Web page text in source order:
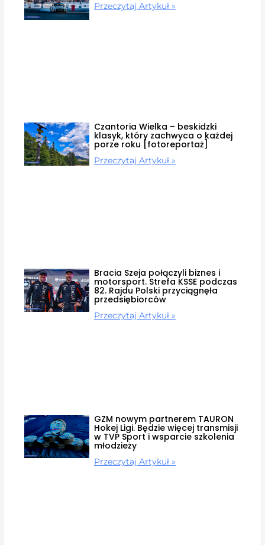
Przeczytaj Artykuł »
Czantoria Wielka – beskidzki
klasyk, który zachwyca o każdej
porze roku [fotoreportaż]
Przeczytaj Artykuł »
Bracia Szeja połączyli biznes i
motorsport. Strefa KSSE podczas
82. Rajdu Polski przyciągnęła
przedsiębiorców
Przeczytaj Artykuł »
GZM nowym partnerem TAURON
Hokej Ligi. Będzie więcej transmisji
w TVP Sport i wsparcie szkolenia
młodzieży
Przeczytaj Artykuł »